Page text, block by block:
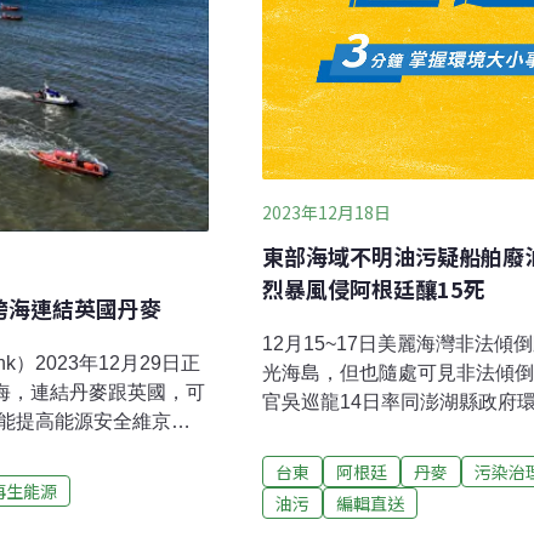
連結英國丹麥
）2023年12月29日正
，連結丹麥跟英國，可
提高能源安全維京電
（約新台幣670億元）
國有電網營運商
生能源
2023年12月18日
東部海域不明油污疑船舶
烈暴風侵阿根廷釀15死
12月15~17日美麗海灣非法傾
光海島，但也隨處可見非法傾
官吳巡龍14日率同澎湖縣政府
澎湖聯合稽查小組共清查轄內
其中4件因涉及事業廢棄物，涉
偵辦，另有5件則屬於行政不法
台東 阿根廷 丹麥 污染治
油污
編輯直送